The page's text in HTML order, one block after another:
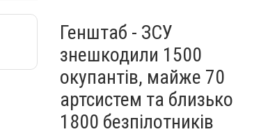
Генштаб - ЗСУ
знешкодили 1500
окупантів, майже 70
артсистем та близько
1800 безпілотників